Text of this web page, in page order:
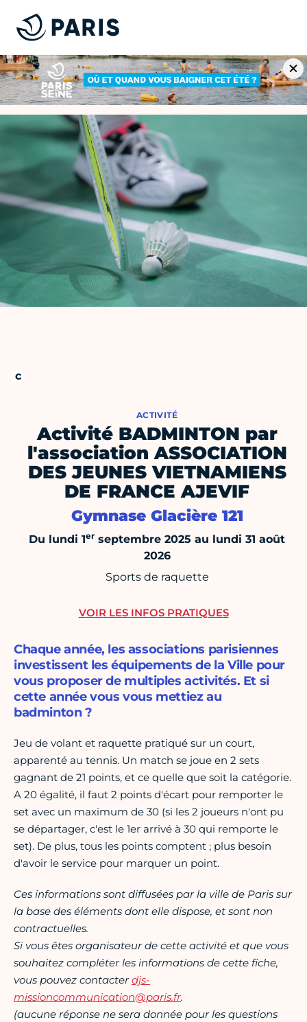
ACTIVITÉ
Activité BADMINTON par
l'association ASSOCIATION
DES JEUNES VIETNAMIENS
DE FRANCE AJEVIF
Gymnase Glacière 121
Du lundi 1er septembre 2025 au lundi 31 août
2026
Sports de raquette
Chaque année, les associations parisiennes
investissent les équipements de la Ville pour
vous proposer de multiples activités. Et si
cette année vous vous mettiez au
badminton ?
Jeu de volant et raquette pratiqué sur un court,
apparenté au tennis. Un match se joue en 2 sets
gagnant de 21 points, et ce quelle que soit la catégorie.
A 20 égalité, il faut 2 points d'écart pour remporter le
set avec un maximum de 30 (si les 2 joueurs n'ont pu
se départager, c'est le 1er arrivé à 30 qui remporte le
set). De plus, tous les points comptent ; plus besoin
d'avoir le service pour marquer un point.
Ces informations sont diffusées par la ville de Paris sur
la base des éléments dont elle dispose, et sont non
contractuelles.
Si vous êtes organisateur de cette activité et que vous
souhaitez compléter les informations de cette fiche,
vous pouvez contacterdjs-
missioncommunication@paris.fr.
(aucune réponse ne sera donnée pour les questions
VOIR LES INFOS PRATIQUES